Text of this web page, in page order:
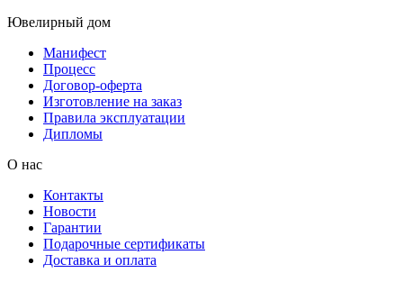
Ювелирный дом
Манифест
Процесс
Договор-оферта
Изготовление на заказ
Правила эксплуатации
Дипломы
О нас
Контакты
Новости
Гарантии
Подарочные сертификаты
Доставка и оплата